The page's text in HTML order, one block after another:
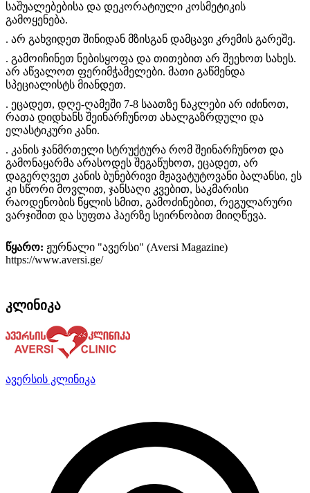
საშუალებებისა და დეკორატიული კოსმეტიკის
გამოყენება.
. არ გახვიდეთ შინიდან მზისგან დამცავი კრემის გარეშე.
. გამოიჩინეთ ნებისყოფა და თითებით არ შეეხოთ სახეს.
არ აწვალოთ ფერიმჭამელები. მათი გაწმენდა
სპეციალისტს მიანდეთ.
. ეცადეთ, დღე-ღამეში 7-8 საათზე ნაკლები არ იძინოთ,
რათა დიდხანს შეინარჩუნოთ ახალგაზრდული და
ელასტიკური კანი.
. კანის ჯანმრთელი სტრუქტურა რომ შეინარჩუნოთ და
გამონაყარმა არასოდეს შეგაწუხოთ, ეცადეთ, არ
დაგერღვეთ კანის ბუნებრივი მჟავატუტოვანი ბალანსი, ეს
კი სწორი მოვლით, ჯანსაღი კვებით, საკმარისი
რაოდენობის წყლის სმით, გამოძინებით, რეგულარური
ვარჯიშით და სუფთა ჰაერზე სეირნობით მიიღწევა.
წყარო: ჟურნალი "ავერსი" (Aversi Magazine)
https://www.aversi.ge/
კლინიკა
ავერსის კლინიკა